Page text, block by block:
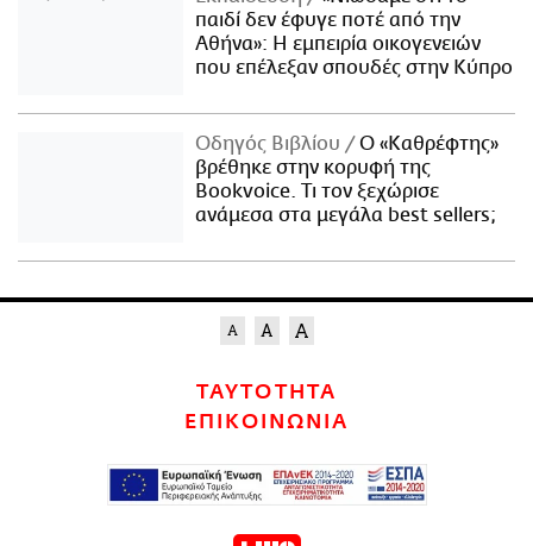
παιδί δεν έφυγε ποτέ από την
Αθήνα»: Η εμπειρία οικογενειών
που επέλεξαν σπουδές στην Κύπρο
Οδηγός Βιβλίου
Ο «Καθρέφτης»
βρέθηκε στην κορυφή της
Bookvoice. Τι τον ξεχώρισε
ανάμεσα στα μεγάλα best sellers;
ΤΑΥΤΟΤΗΤΑ
ΕΠΙΚΟΙΝΩΝΙΑ